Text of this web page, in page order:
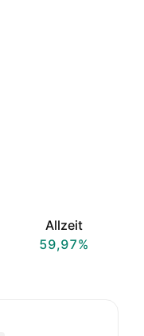
Allzeit
59,97%